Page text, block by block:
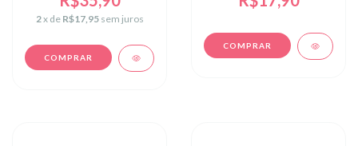
2x de R$17,95 sem juros